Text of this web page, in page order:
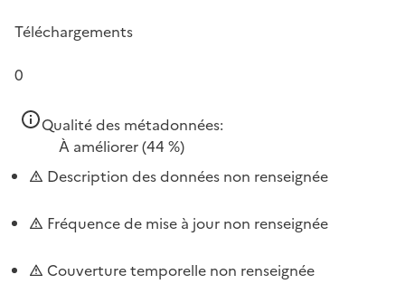
Téléchargements
0
Qualité des métadonnées:
À améliorer(44 %)
Description des données non renseignée
Fréquence de mise à jour non renseignée
Couverture temporelle non renseignée